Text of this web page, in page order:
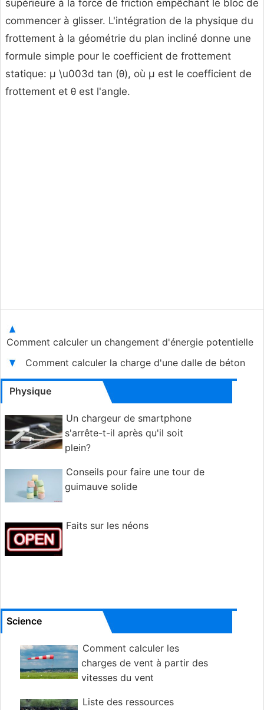
supérieure à la force de friction empêchant le bloc de
commencer à glisser. L'intégration de la physique du
frottement à la géométrie du plan incliné donne une
formule simple pour le coefficient de frottement
statique: μ \u003d tan (θ), où μ est le coefficient de
frottement et θ est l'angle.
Comment calculer un changement d'énergie potentielle
Comment calculer la charge d'une dalle de béton
Physique
Un chargeur de smartphone
s'arrête-t-il après qu'il soit
plein?
Conseils pour faire une tour de
guimauve solide
Faits sur les néons
Science
Comment calculer les
charges de vent à partir des
vitesses du vent
Liste des ressources